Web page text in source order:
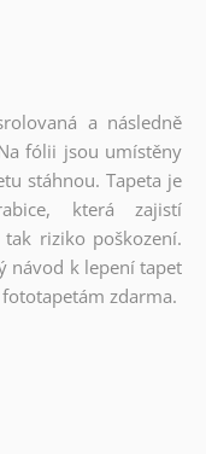
a následně
fólii jsou umístěny
stáhnou. Tapeta je
která zajistí
riziko poškození.
návod k lepení tapet
zdarma.